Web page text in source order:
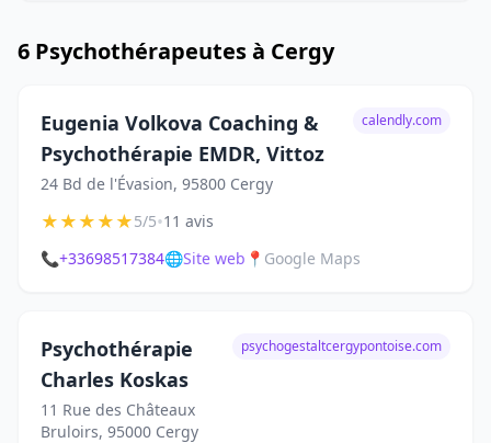
6 Psychothérapeutes à Cergy
Eugenia Volkova Coaching &
Psychothérapie EMDR, Vittoz
24 Bd de l'Évasion, 95800 Cergy
calendly.com
★★★★★5/5•11 avis
📞+33698517384🌐Site web 📍 Google Maps
Psychothérapie
Charles Koskas
11 Rue des Châteaux
Bruloirs, 95000 Cergy
psychogestaltcergypontoise.com